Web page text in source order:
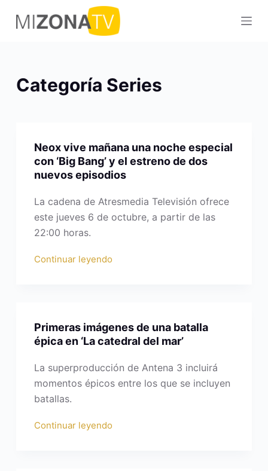
S
a
Categoría Series
Neox vive mañana una noche especial
con ‘Big Bang’ y el estreno de dos
nuevos episodios
La cadena de Atresmedia Televisión ofrece
este jueves 6 de octubre, a partir de las
22:00 horas.
Continuar leyendo
Primeras imágenes de una batalla
épica en ‘La catedral del mar’
La superproducción de Antena 3 incluirá
momentos épicos entre los que se incluyen
batallas.
Continuar leyendo